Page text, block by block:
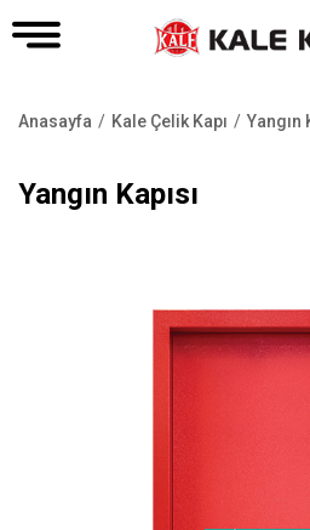
yolu
Anasayfa Kale Çelik Kapı Yangın
Yangın Kapısı